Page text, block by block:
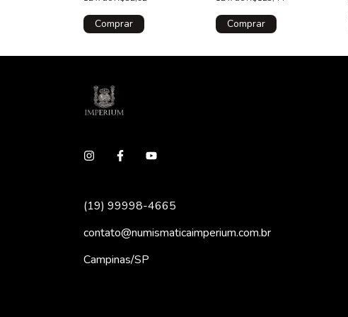
NGC
(19) 99998-4665
contato@numismaticaimperium.com.br
Campinas/SP